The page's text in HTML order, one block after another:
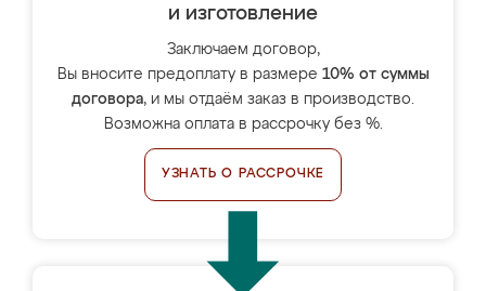
и изготовление
Заключаем договор,
Вы вносите предоплату в размере 10% от суммы
договора, и мы отдаём заказ в производство.
Возможна оплата в рассрочку без %.
УЗНАТЬ О РАССРОЧКЕ